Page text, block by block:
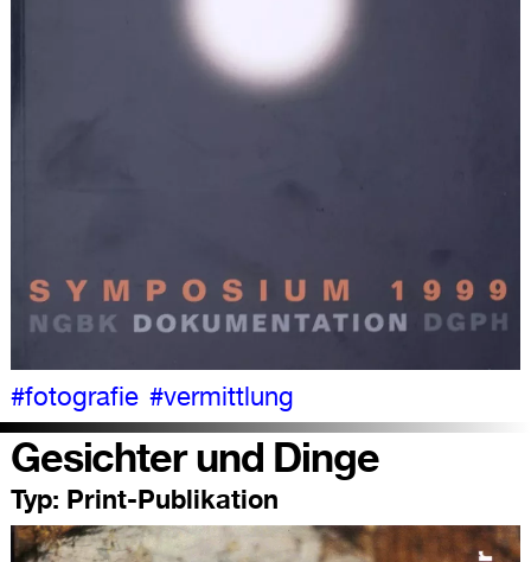
#fotografie #vermittlung
Gesichter und Dinge
Typ: Print-Publikation